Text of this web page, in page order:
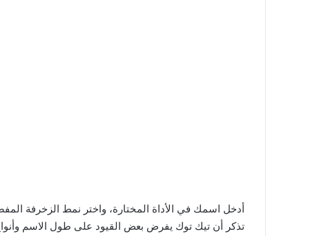
أدخل اسمك في الأداة المختارة، واختر نمط الزخرفة
تذكر أن تيك توك يفرض بعض القيود على طول الاسم